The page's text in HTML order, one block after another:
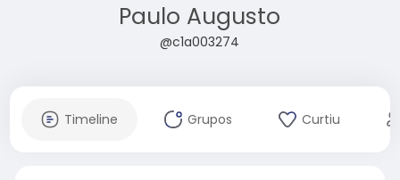
Paulo Augusto
@c1a003274
Timeline Grupos Curtiu